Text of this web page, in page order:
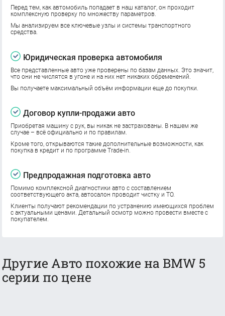
Перед тем, как автомобиль попадает в наш каталог, он проходит
комплексную проверку по множеству параметров.
Мы анализируем все ключевые узлы и системы транспортного
средства.
Юридическая проверка автомобиля
Все представленные авто уже проверены по базам данных. Это значит,
что они не числятся в угоне и на них нет никаких обременений.
Вы получаете максимальный объём информации еще до покупки.
Договор купли-продажи авто
Приобретая машину с рук, вы никак не застрахованы. В нашем же
случае – всё официально и по правилам.
Кроме того, открываются такие дополнительные возможности, как
покупка в кредит и по программе Trade-in.
Предпродажная подготовка авто
Помимо комплексной диагностики авто с составлением
соответствующего акта, автосалон проводит чистку и ТО.
Клиенты получают рекомендации по устранению имеющихся проблем
с актуальными ценами. Детальный осмотр можно провести вместе с
покупателем.
Другие Авто похожие на BMW 5
серии по цене